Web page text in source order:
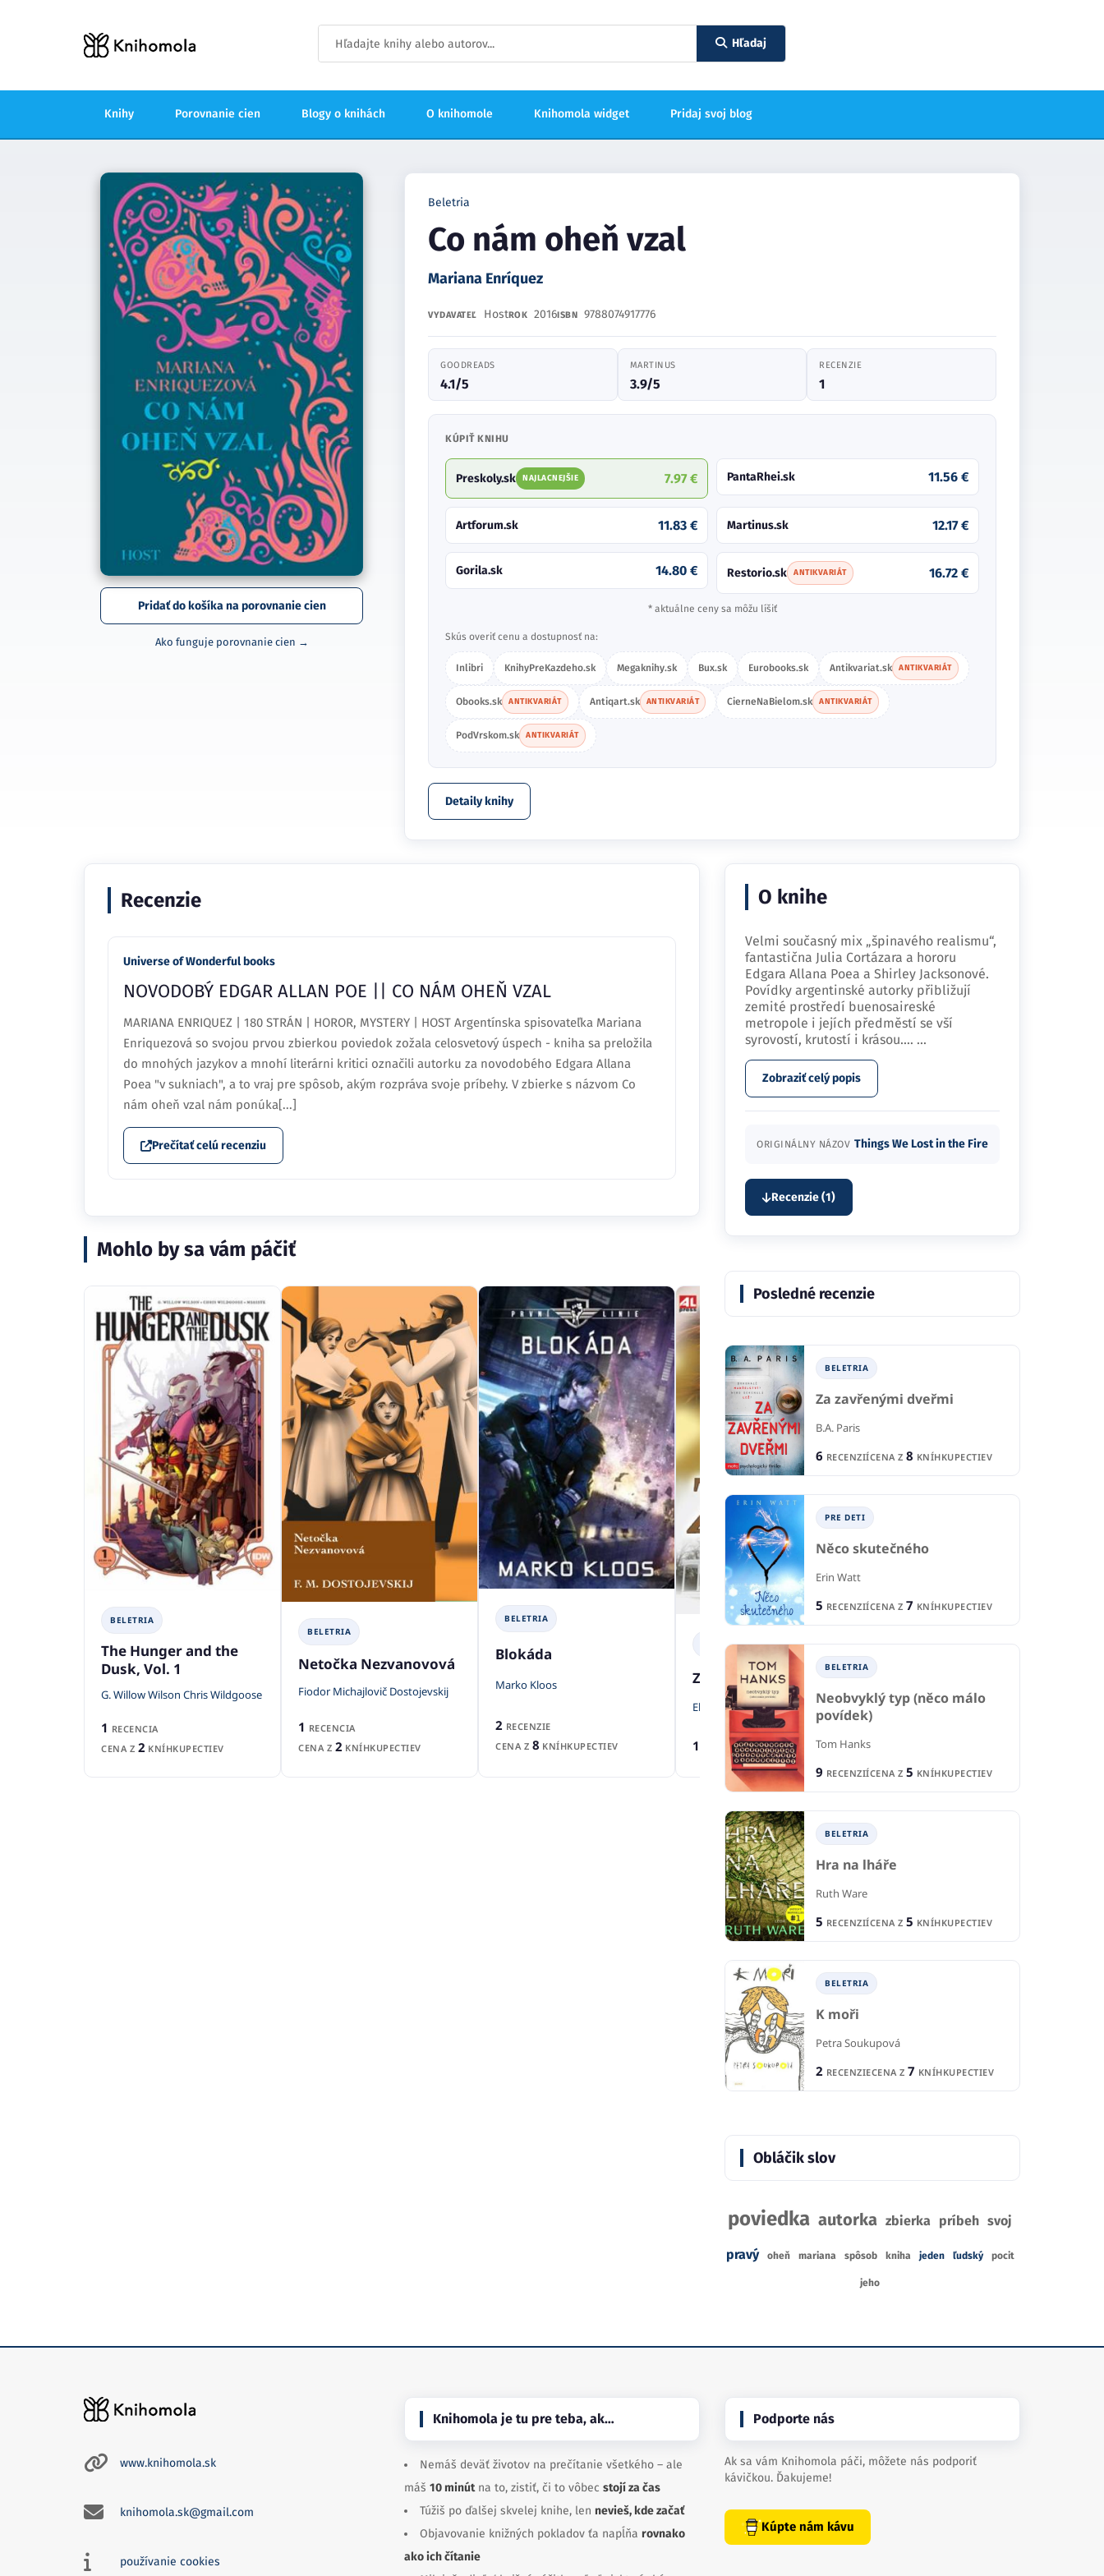
Hľadaj
Knihy Porovnanie cien Blogy o knihách O knihomole Knihomola widget Pridaj svoj blog
Pridať do košíka na porovnanie cien
Ako funguje porovnanie cien →
Beletria
Co nám oheň vzal
Mariana Enríquez
VYDAVATEĽ HostROK 2016ISBN 9788074917776
GOODREADS
4.1/5
MARTINUS
3.9/5
RECENZIE
1
KÚPIŤ KNIHU
Preskoly.sk NAJLACNEJŠIE 7.97 € PantaRhei.sk 11.56 €
Artforum.sk 11.83 € Martinus.sk 12.17 €
Gorila.sk 14.80 € Restorio.sk ANTIKVARIÁT 16.72 €
* aktuálne ceny sa môžu líšiť
Skús overiť cenu a dostupnosť na:
Inlibri KnihyPreKazdeho.sk Megaknihy.sk Bux.sk Eurobooks.sk Antikvariat.sk ANTIKVARIÁT
Obooks.sk ANTIKVARIÁT Antiqart.sk ANTIKVARIÁT CierneNaBielom.sk ANTIKVARIÁT
PodVrskom.sk ANTIKVARIÁT
Detaily knihy
Recenzie
Universe of Wonderful books
NOVODOBÝ EDGAR ALLAN POE || CO NÁM OHEŇ VZAL
MARIANA ENRIQUEZ | 180 STRÁN | HOROR, MYSTERY | HOST Argentínska spisovateľka Mariana
Enriquezová so svojou prvou zbierkou poviedok zožala celosvetový úspech - kniha sa preložila
do mnohých jazykov a mnohí literárni kritici označili autorku za novodobého Edgara Allana
Poea "v sukniach", a to vraj pre spôsob, akým rozpráva svoje príbehy. V zbierke s názvom Co
nám oheň vzal nám ponúka[...]
Prečítať celú recenziu
Mohlo by sa vám páčiť
BELETRIA
The Hunger and the
Dusk, Vol. 1
G. Willow Wilson Chris Wildgoose
1 RECENCIA
CENA Z 2 KNÍHKUPECTIEV
BELETRIA
Netočka Nezvanovová
Fiodor Michajlovič Dostojevskij
1 RECENCIA
CENA Z 2 KNÍHKUPECTIEV
BELETRIA
Blokáda
Marko Kloos
2 RECENZIE
CENA Z 8 KNÍHKUPECTIEV
BELETRIA
Zlatá klec
Elizabeth Lowell
1 RECENCIA
Lia Middleton
O knihe
Velmi současný mix „špinavého realismu“,
fantastična Julia Cortázara a hororu
Edgara Allana Poea a Shirley Jacksonové.
Povídky argentinské autorky přibližují
zemité prostředí buenosaireské
metropole i jejích předměstí se vší
syrovostí, krutostí i krásou.… ...
Zobraziť celý popis
ORIGINÁLNY NÁZOV Things We Lost in the Fire
Recenzie (1)
Posledné recenzie
BELETRIA
Za zavřenými dveřmi
B.A. Paris
6 RECENZIÍCENA Z 8 KNÍHKUPECTIEV
PRE DETI
Něco skutečného
Erin Watt
5 RECENZIÍCENA Z 7 KNÍHKUPECTIEV
BELETRIA
Neobvyklý typ (něco málo
povídek)
Tom Hanks
9 RECENZIÍCENA Z 5 KNÍHKUPECTIEV
BELETRIA
Hra na lháře
Ruth Ware
5 RECENZIÍCENA Z 5 KNÍHKUPECTIEV
BELETRIA
K moři
Petra Soukupová
2 RECENZIECENA Z 7 KNÍHKUPECTIEV
Obláčik slov
poviedka autorka zbierka príbeh svoj
pravý oheň mariana spôsob kniha jeden ľudský pocit
jeho
www.knihomola.sk
knihomola.sk@gmail.com
používanie cookies
Knihomola je tu pre teba, ak…
Nemáš deväť životov na prečítanie všetkého – ale
máš 10 minútna to, zistiť, či to vôbec stojí za čas
Túžiš po ďalšej skvelej knihe, len nevieš, kde začať
Objavovanie knižných pokladov ťa napĺňa rovnako
ako ich čítanie
Podporte nás
Ak sa vám Knihomola páči, môžete nás podporiť
kávičkou. Ďakujeme!
Kúpte nám kávu